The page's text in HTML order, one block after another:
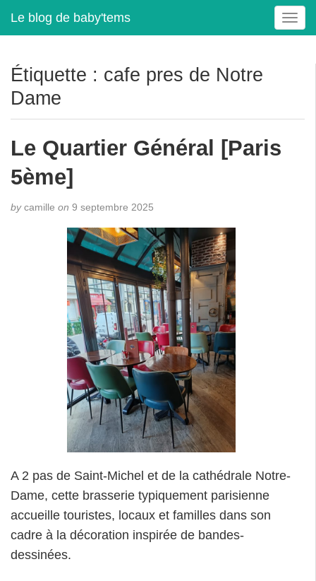
Le blog de baby'tems
T
o
Étiquette : cafe pres de Notre
Dame
Le Quartier Général [Paris
5ème]
bycamille on 9 septembre 2025
A 2 pas de Saint-Michel et de la cathédrale Notre-
Dame, cette brasserie typiquement parisienne
accueille touristes, locaux et familles dans son
cadre à la décoration inspirée de bandes-
dessinées.